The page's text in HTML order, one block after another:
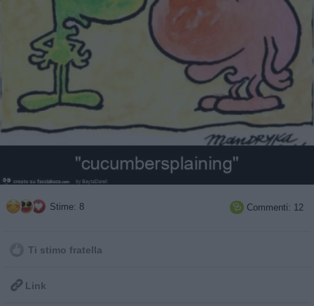
Stime: 8  Commenti: 12
Ti stimo fratella
 Link